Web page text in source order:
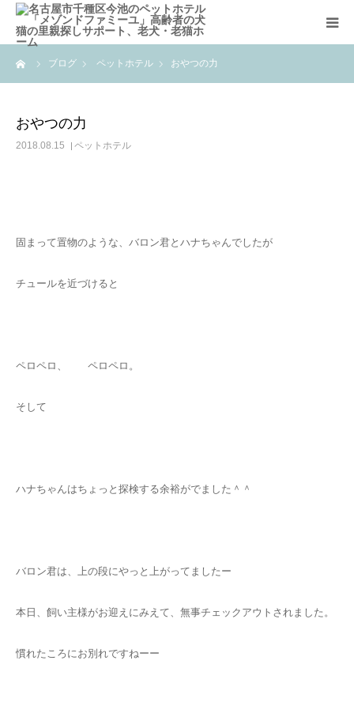
ブログ ペットホテル おやつの力
おやつの力
2018.08.15 ペットホテル
固まって置物のような、バロン君とハナちゃんでしたが
チュールを近づけると
ペロペロ、 ペロペロ。
そして
ハナちゃんはちょっと探検する余裕がでました＾＾
バロン君は、上の段にやっと上がってましたー
本日、飼い主様がお迎えにみえて、無事チェックアウトされました。
慣れたころにお別れですねーー
コンセプト
アクセス
お問い合わせ